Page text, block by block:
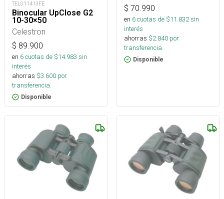
TEL011413FE
Binocular UpClose G2
10-30×50
Celestron
$ 89.900
en 6cuotas de $14.983 sin
interés
ahorras $3.600 por
transferencia.
Disponible
$ 70.990
en 6cuotas de $11.832sin
interés
ahorras $2.840 por
transferencia.
Disponible